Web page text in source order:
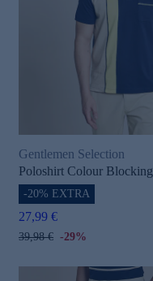
Gentlemen Selection
Poloshirt Colour Blocking
-20% EXTRA
27,99 €
39,98 € -29%